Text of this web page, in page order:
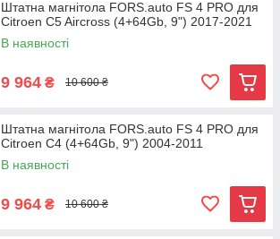
Штатна магнітола FORS.auto FS 4 PRO для
Citroen C5 Aircross (4+64Gb, 9") 2017-2021
В наявності
9 964 ₴ 10 600 ₴
Штатна магнітола FORS.auto FS 4 PRO для
Citroen C4 (4+64Gb, 9") 2004-2011
В наявності
9 964 ₴ 10 600 ₴